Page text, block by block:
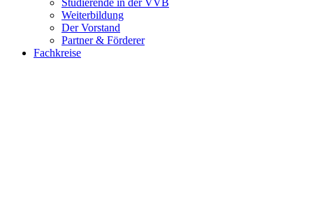
Studierende in der VVB
Weiterbildung
Der Vorstand
Partner & Förderer
Fachkreise